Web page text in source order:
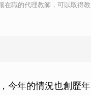
在職的代理教師，可以取得教
今年的情況也創歷年